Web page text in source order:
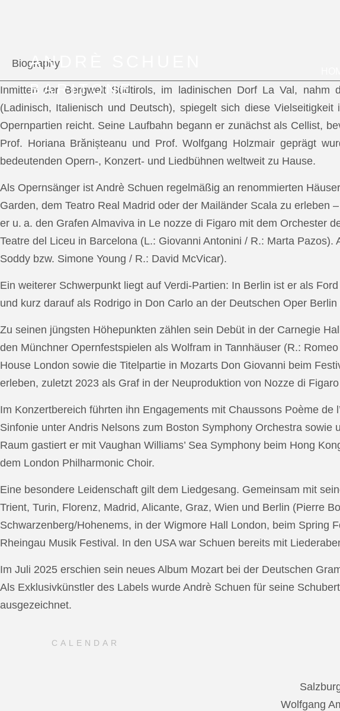
ANDRÈ SCHUEN
BARITONE
Biography
Inmitten der Bergwelt Südtirols, im ladinischen Dorf La Val, nahm
(Ladinisch, Italienisch und Deutsch), spiegelt sich diese
Opernpartien reicht. Seine Laufbahn begann er zunächst als Cellist,
Prof. Horiana Brănișteanu und Prof. Wolfgang Holzmair geprägt
bedeutenden Opern-, Konzert- und Liedbühnen weltweit zu Hause.
Als Opernsänger ist Andrè Schuen regelmäßig an renommierten
Garden, dem Teatro Real Madrid oder der Mailänder Scala zu
er u. a. den Grafen Almaviva in Le nozze di Figaro mit dem Orchester
Teatre del Liceu in Barcelona (L.: Giovanni Antonini / R.: Marta
Soddy bzw. Simone Young / R.: David McVicar).
Ein weiterer Schwerpunkt liegt auf Verdi-Partien: In Berlin ist er als
und kurz darauf als Rodrigo in Don Carlo an der Deutschen Oper
Zu seinen jüngsten Höhepunkten zählen sein Debüt in der Carnegie
den Münchner Opernfestspielen als Wolfram in Tannhäuser (R.:
House London sowie die Titelpartie in Mozarts Don Giovanni beim
erleben, zuletzt 2023 als Graf in der Neuproduktion von Nozze di
Im Konzertbereich führten ihn Engagements mit Chaussons Poème
Sinfonie unter Andris Nelsons zum Boston Symphony Orchestra
Raum gastiert er mit Vaughan Williams’ Sea Symphony beim Hong
dem London Philharmonic Choir.
Eine besondere Leidenschaft gilt dem Liedgesang. Gemeinsam mit
Trient, Turin, Florenz, Madrid, Alicante, Graz, Wien und Berlin (Pierre
Schwarzenberg/Hohenems, in der Wigmore Hall London, beim Spring
Rheingau Musik Festival. In den USA war Schuen bereits mit
Im Juli 2025 erschien sein neues Album Mozart bei der Deutschen
Als Exklusivkünstler des Labels wurde Andrè Schuen für seine
ausgezeichnet.
CALENDAR
Wolfgang